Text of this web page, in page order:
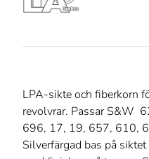
LPA-sikte och fiberkorn
revolvrar. Passar S&W
696, 17, 19, 657, 610,
Silverfärgad bas på